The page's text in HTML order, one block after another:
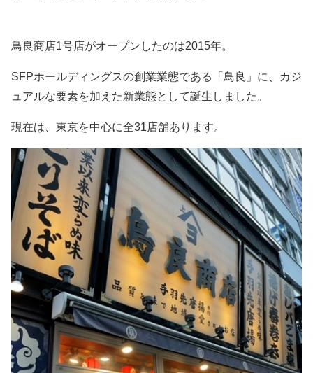
鳥良商店1号店がオープンしたのは2015年。
SFPホールディングスの創業業態である「鳥良」に、カジ
ュアルな要素を加えた新業態として誕生しました。
現在は、東京を中心に全31店舗あります。